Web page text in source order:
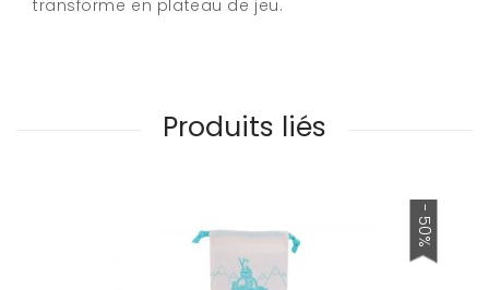
transforme en plateau de jeu.
Produits liés
- 50%